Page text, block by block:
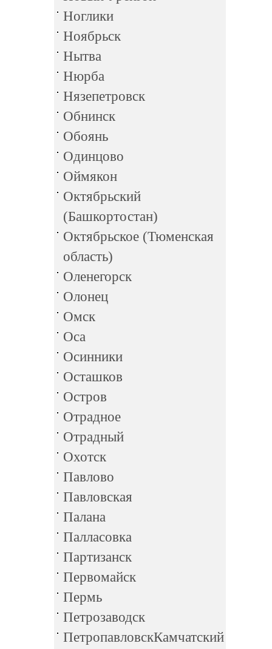
Ноглики
Ноябрьск
Нытва
Нюрба
Нязепетровск
Обнинск
Обоянь
Одинцово
Оймякон
Октябрьский
(Башкортостан)
Октябрьское (Тюменская
область)
Оленегорск
Олонец
Омск
Оса
Осинники
Осташков
Остров
Отрадное
Отрадный
Охотск
Павлово
Павловская
Палана
Палласовка
Партизанск
Первомайск
Пермь
Петрозаводск
ПетропавловскКамчатский